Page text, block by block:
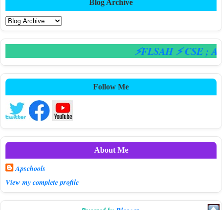
Blog Archive
⚡FLSAH ⚡ CSE;
Follow Me
About Me
Apschools
View my complete profile